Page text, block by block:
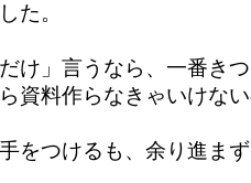
た。
け」言うなら、一番き
資料作らなきゃいけな
をつけるも、余り進ま